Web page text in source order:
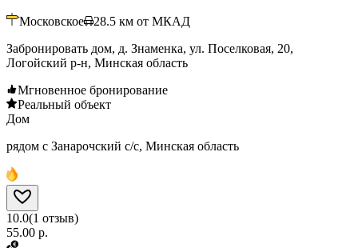
Московское 28.5 км от МКАД
Забронировать дом, д. Знаменка, ул. Поселковая, 20,
Логойский р-н, Минская область
Мгновенное бронирование
Реальный объект
Дом
рядом с Занарочский с/с, Минская область
10.0(1 отзыв)
55.00 р.